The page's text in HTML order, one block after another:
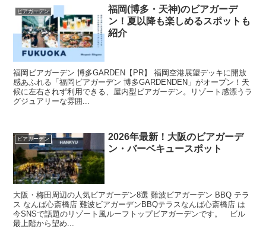
ビアガーデン
福岡(博多・天神)のビアガーデ
ン！夏以降も楽しめるスポットも
紹介
福岡ビアガーデン 博多GARDEN【PR】 福岡空港展望デッキに開放
感あふれる「福岡ビアガーデン 博多GARDENDEN」がオープン！天
候に左右されず利用できる、屋内型ビアガーデン。リゾート感漂うラ
グジュアリーな雰囲...
ビアガーデン
2026年最新！大阪のビアガーデ
ン・バーベキュースポット
大阪・梅田周辺の人気ビアガーデン8選 難波ビアガーデン BBQ テラ
ス なんば心斎橋店 難波ビアガーデンBBQテラスなんば心斎橋店 は
今SNSで話題のリゾート風ルーフトップビアガーデンです。 ビル
最上階から望め...